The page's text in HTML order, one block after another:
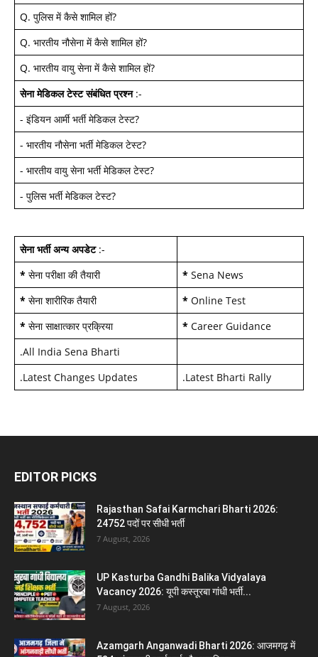
Q. पुलिस में कैसे शामिल हों?
Q. भारतीय नौसेना में कैसे शामिल हों?
Q. भारतीय वायु सेना में कैसे शामिल हों?
सेना मेडिकल टेस्ट संबंधित प्रश्न:-
- इंडियन आर्मी भर्ती मेडिकल टेस्ट?
- भारतीय नौसेना भर्ती मेडिकल टेस्ट?
- भारतीय वायु सेना भर्ती मेडिकल टेस्ट?
- पुलिस भर्ती मेडिकल टेस्ट?
सेना भर्ती अन्य अपडेट:-
* सेना परीक्षा की तैयारी * Sena News
* सेना शारीरिक तैयारी * Online Test
* सेना साक्षात्कार प्रक्रिया * Career Guidance
.All India Sena Bharti
.Latest Changes Updates .Latest Bharti Rally
EDITOR PICKS
Rajasthan Safai Karmchari Bharti 2026:
24752 पदों पर सीधी भर्ती
7 August, 2026
UP Kasturba Gandhi Balika Vidyalaya
Vacancy 2026: यूपी कस्तूरबा गांधी भर्ती...
7 August, 2026
Azamgarh Anganwadi Bharti 2026: आजमगढ़ में